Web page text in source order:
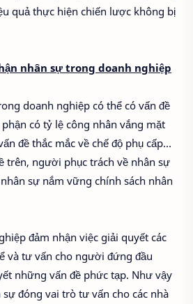
quả thực hiện chiến lược không bị
nhân sự trong doanh nghiệp
doanh nghiệp có thể có vấn đề
có tỷ lệ công nhân vắng mặt
đề thắc mắc về chế độ phụ cấp…
trên, người phục trách về nhân sự
sự nắm vững chính sách nhân
đảm nhận việc giải quyết các
và tư vấn cho người đứng đầu
những vấn đề phức tạp. Như vậy
đóng vai trò tư vấn cho các nhà